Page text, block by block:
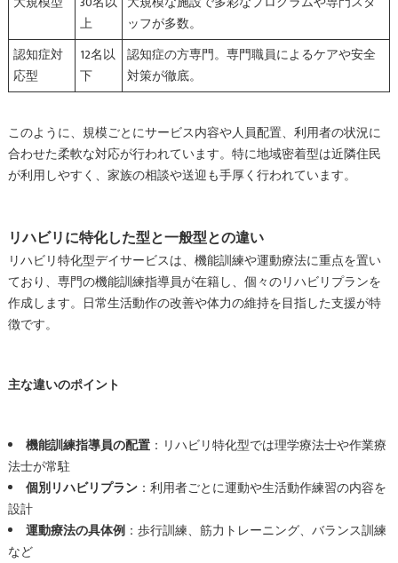
上
ッフが多数。
認知症対
応型
12名以
下
認知症の方専門。専門職員によるケアや安全
対策が徹底。
このように、規模ごとにサービス内容や人員配置、利用者の状況に
合わせた柔軟な対応が行われています。特に地域密着型は近隣住民
が利用しやすく、家族の相談や送迎も手厚く行われています。
リハビリに特化した型と一般型との違い
リハビリ特化型デイサービスは、機能訓練や運動療法に重点を置い
ており、専門の機能訓練指導員が在籍し、個々のリハビリプランを
作成します。日常生活動作の改善や体力の維持を目指した支援が特
徴です。
主な違いのポイント
機能訓練指導員の配置：リハビリ特化型では理学療法士や作業療
法士が常駐
個別リハビリプラン：利用者ごとに運動や生活動作練習の内容を
設計
運動療法の具体例：歩行訓練、筋力トレーニング、バランス訓練
など